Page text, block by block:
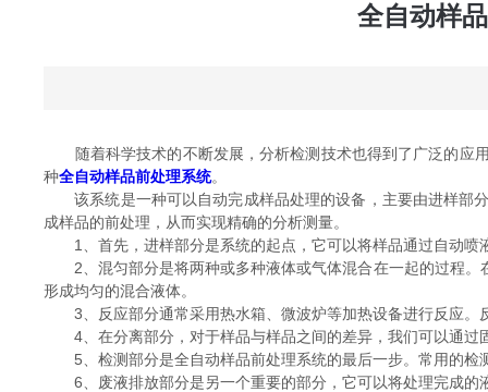
全自动样
随着科学技术的不断发展，分析检测技术也得到了广泛的应用
种全自动样品前处理系统。
该系统是一种可以自动完成样品处理的设备，主要由进样部分
成样品的前处理，从而实现精确的分析测量。
1、首先，进样部分是系统的起点，它可以将样品通过自动喷
2、混匀部分是将两种或多种液体或气体混合在一起的过程。
形成均匀的混合液体。
3、反应部分通常采用热水箱、微波炉等加热设备进行反应。
4、在分离部分，对于样品与样品之间的差异，我们可以通过
5、检测部分是全自动样品前处理系统的最后一步。常用的检
6、废液排放部分是另一个重要的部分，它可以将处理完成的